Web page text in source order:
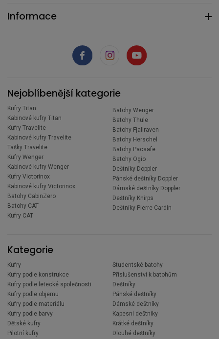
Informace
Nejoblíbenější kategorie
Kufry Titan
Kabinové kufry Titan
Kufry Travelite
Kabinové kufry Travelite
Tašky Travelite
Kufry Wenger
Kabinové kufry Wenger
Kufry Victorinox
Kabinové kufry Victorinox
Batohy CabinZero
Batohy CAT
Kufry CAT
Batohy Wenger
Batohy Thule
Batohy Fjallraven
Batohy Herschel
Batohy Pacsafe
Batohy Ogio
Deštníky Doppler
Pánské deštníky Doppler
Dámské deštníky Doppler
Deštníky Knirps
Deštníky Pierre Cardin
Kategorie
Kufry
Kufry podle konstrukce
Kufry podle letecké společnosti
Kufry podle objemu
Kufry podle materiálu
Kufry podle barvy
Dětské kufry
Pilotní kufry
Studentské batohy
Příslušenství k batohům
Deštníky
Pánské deštníky
Dámské deštníky
Kapesní deštníky
Krátké deštníky
Dlouhé deštníky